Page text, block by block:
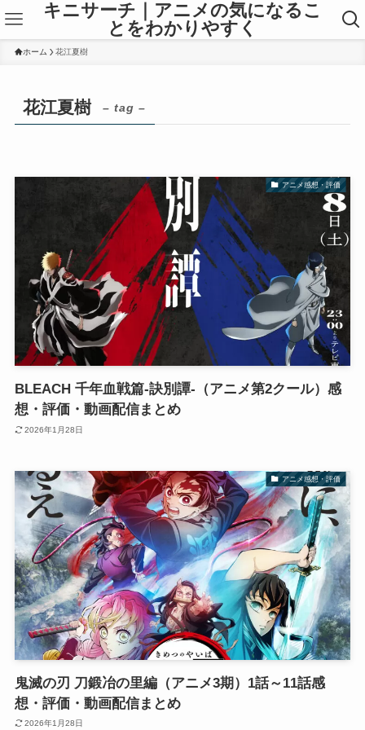
キニサーチ｜アニメの気になるこ
とをわかりやすく
ホーム 花江夏樹
花江夏樹 – tag –
アニメ感想・評価
BLEACH 千年血戦篇-訣別譚-（アニメ第2クール）感
想・評価・動画配信まとめ
2026年1月28日
アニメ感想・評価
鬼滅の刃 刀鍛冶の里編（アニメ3期）1話～11話感
想・評価・動画配信まとめ
2026年1月28日